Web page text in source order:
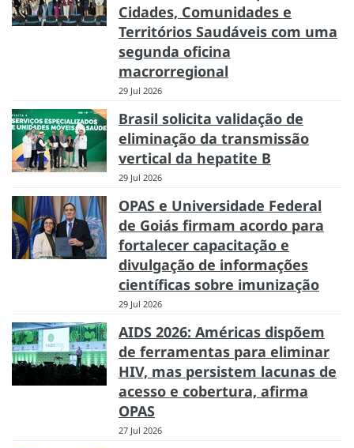
Cidades, Comunidades e
Territórios Saudáveis com uma
segunda oficina
macrorregional
29 Jul 2026
Brasil solicita validação de
eliminação da transmissão
vertical da hepatite B
29 Jul 2026
OPAS e Universidade Federal
de Goiás firmam acordo para
fortalecer capacitação e
divulgação de informações
científicas sobre imunização
29 Jul 2026
AIDS 2026: Américas dispõem
de ferramentas para eliminar
HIV, mas persistem lacunas de
acesso e cobertura, afirma
OPAS
27 Jul 2026